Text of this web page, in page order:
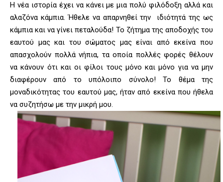
Η νέα ιστορία έχει να κάνει με μια πολύ φιλόδοξη αλλά και
αλαζόνα κάμπια. Ήθελε να απαρνηθεί την ιδιότητά της ως
κάμπια και να γίνει πεταλούδα! Το ζήτημα της αποδοχής του
εαυτού μας και του σώματος μας είναι από εκείνα που
απασχολούν πολλά νήπια, τα οποία πολλές φορές θέλουν
να κάνουν ότι και οι φίλοι τους μόνο και μόνο για να μην
διαφέρουν από το υπόλοιπο σύνολο! Το θέμα της
μοναδικότητας του εαυτού μας, ήταν από εκείνα που ήθελα
να συζητήσω με την μικρή μου.